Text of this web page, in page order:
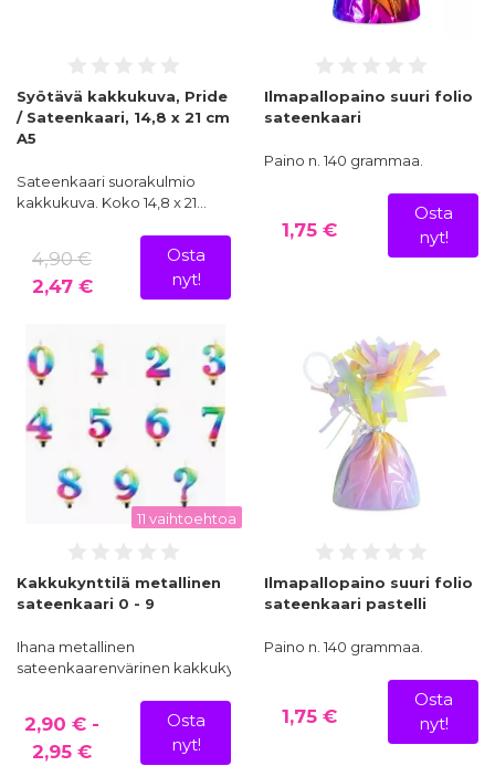
Syötävä kakkukuva, Pride
/ Sateenkaari, 14,8 x 21 cm
A5
Sateenkaari suorakulmio
kakkukuva. Koko 14,8 x 21…
4,90 €
2,47 €
Osta
nyt!
Ilmapallopaino suuri folio
sateenkaari
Paino n. 140 grammaa.
1,75 €
Osta
nyt!
11 vaihtoehtoa
Kakkukynttilä metallinen
sateenkaari 0 - 9
Ihana metallinen
sateenkaarenvärinen kakkukyntti…
2,90 € -
2,95 €
Osta
nyt!
Ilmapallopaino suuri folio
sateenkaari pastelli
Paino n. 140 grammaa.
1,75 €
Osta
nyt!